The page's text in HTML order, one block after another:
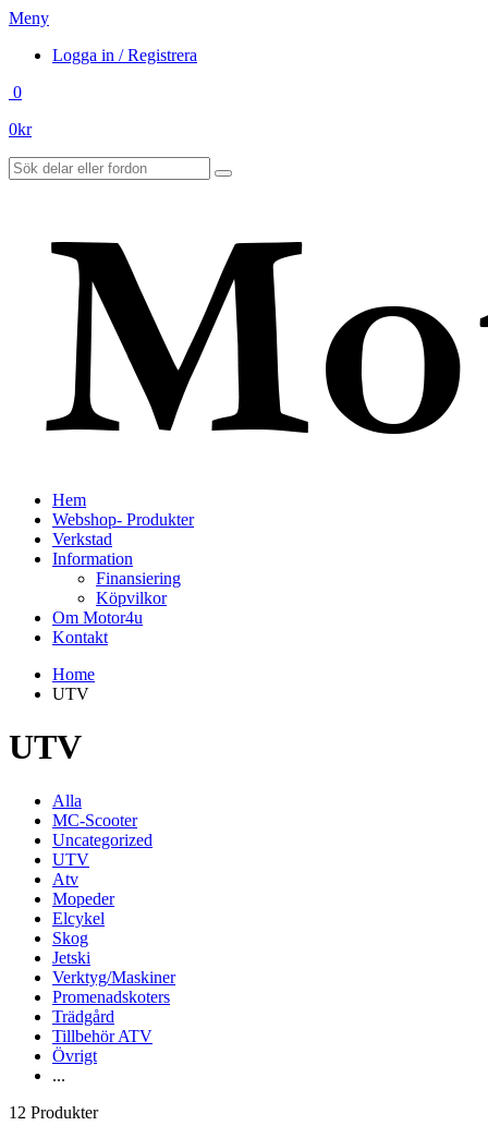
Meny
Logga in / Registrera
0
0kr
Hem
Webshop- Produkter
Verkstad
Information
Finansiering
Köpvilkor
Om Motor4u
Kontakt
Home
UTV
UTV
Alla
MC-Scooter
Uncategorized
UTV
Atv
Mopeder
Elcykel
Skog
Jetski
Verktyg/Maskiner
Promenadskoters
Trädgård
Tillbehör ATV
Övrigt
...
12 Produkter